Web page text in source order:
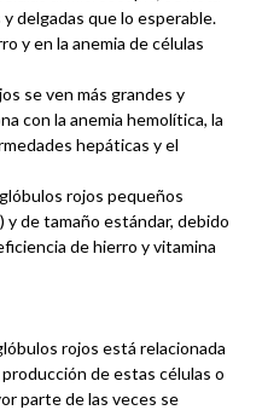
delgadas que lo esperable.
y en la anemia de células
se ven más grandes y
con la anemia hemolítica, la
hepáticas y el
rojos pequeños
de tamaño estándar, debido
de hierro y vitamina
rojos está relacionada
de estas células o
parte de las veces se